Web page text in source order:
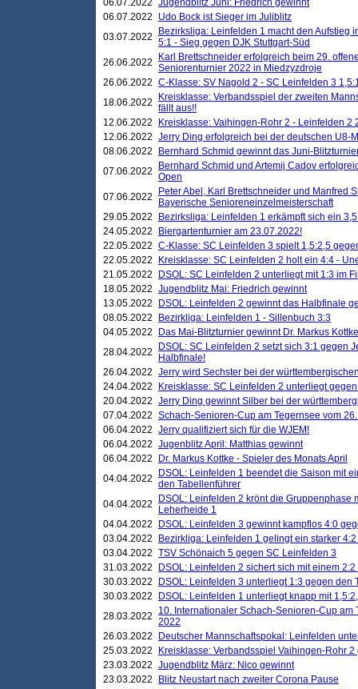
06.07.2022 Jugendblitz Juni: Friedrich gewinnt
06.07.2022
Udo Bock ist Sieger im Juliblitz
03.07.2022
Bezirksliga: Leinfelden 1 macht den Aufstieg
5:1 - Sieg gegen DJK Stuttgart-Süd
26.06.2022
Karl Brettschneider erfolgreich beim 29.
Seniorenturnier 2022 in Miedzyzdroje
26.06.2022 C-Klasse: SV Nagold 2 - SC Leinfelden 3
18.06.2022
Kreisklasse: Verbandsspiel der zweiten
fällt aus!!
12.06.2022
Kreisklasse: Vaihingen-Rohr 2 - Leinfelden 2
12.06.2022 Jerry Ding erfolgreich bei der deutschen U8-
08.06.2022
Bernhard Schmid gewinnt das Juni-
07.06.2022
Bernhard Schmid und Artemij Cadov
Open
07.06.2022
Peter Abel, Karl Brettschneider und Manfred
Bayerische Senioreneinzelmeisterschaft
29.05.2022
Bezirksliga: Leinfelden 1 erkämpft sich ein
24.05.2022
Biergartenturnier am 23.07.2022!
22.05.2022 C-Klasse: SC Leinfelden 3 spielt 1,5:2,5
22.05.2022
Kreisklasse: SC Leinfelden 2 holt ein 4:4 -
21.05.2022
DSOL: SC Leinfelden 2 unterliegt mit 1:3 im
18.05.2022 Jugendblitz Mai: Friedrich gewinnt
13.05.2022
DSOL: Leinfelden 2 gewinnt das Halbfinale
08.05.2022
Bezirkliga: Leinfelden 1 - Sillenbuch 3:3
04.05.2022
Das Mai-Blitzturnier gewinnt Dr. Markus
28.04.2022
DSOL: SC Leinfelden 2 setzt sich 3:1 gegen
Halbfinale!
26.04.2022 Jerry wird Sechster bei der
24.04.2022
Kreisklasse: SC Leinfelden 2 unterliegt
20.04.2022 Jerry Ding gewinnt Silber bei der
07.04.2022 Schach-Senioren-Cup am Tegernsee vom
06.04.2022 Jerry qualifiziert sich für die WJEM!
06.04.2022 Jugenblitz April: Matthias gewinnt
06.04.2022
Dr. Markus Kottke - Spieler des Monats April
04.04.2022
DSOL: Leinfelden 1 beendet die Saison mit
den Tabellenführer
04.04.2022
DSOL: Leinfelden 2 krönt die Gruppenphase
Leherheide 1
04.04.2022
DSOL: Leinfelden 3 gewinnt kampflos 4:0
03.04.2022
Bezirkliga: Leinfelden 1 gelingt ein starker
03.04.2022 TSV Schönaich 5 gegen SC Leinfelden 3
31.03.2022
DSOL: Leinfelden 2 sichert sich mit einem
30.03.2022
DSOL: Leinfelden 3 unterliegt 1:3 gegen den
30.03.2022
DSOL: Leinfelden 1 unterliegt knapp mit
28.03.2022
10. Internationaler Schach-Senioren-Cup am
2022
26.03.2022
Deutscher Mannschaftspokal: Leinfelden
25.03.2022
Kreisklasse: Verbandsspiel Vaihingen-Rohr
23.03.2022 Jugendblitz März: Nico gewinnt
23.03.2022
Blitz Neustart nach zweiter Corona Pause